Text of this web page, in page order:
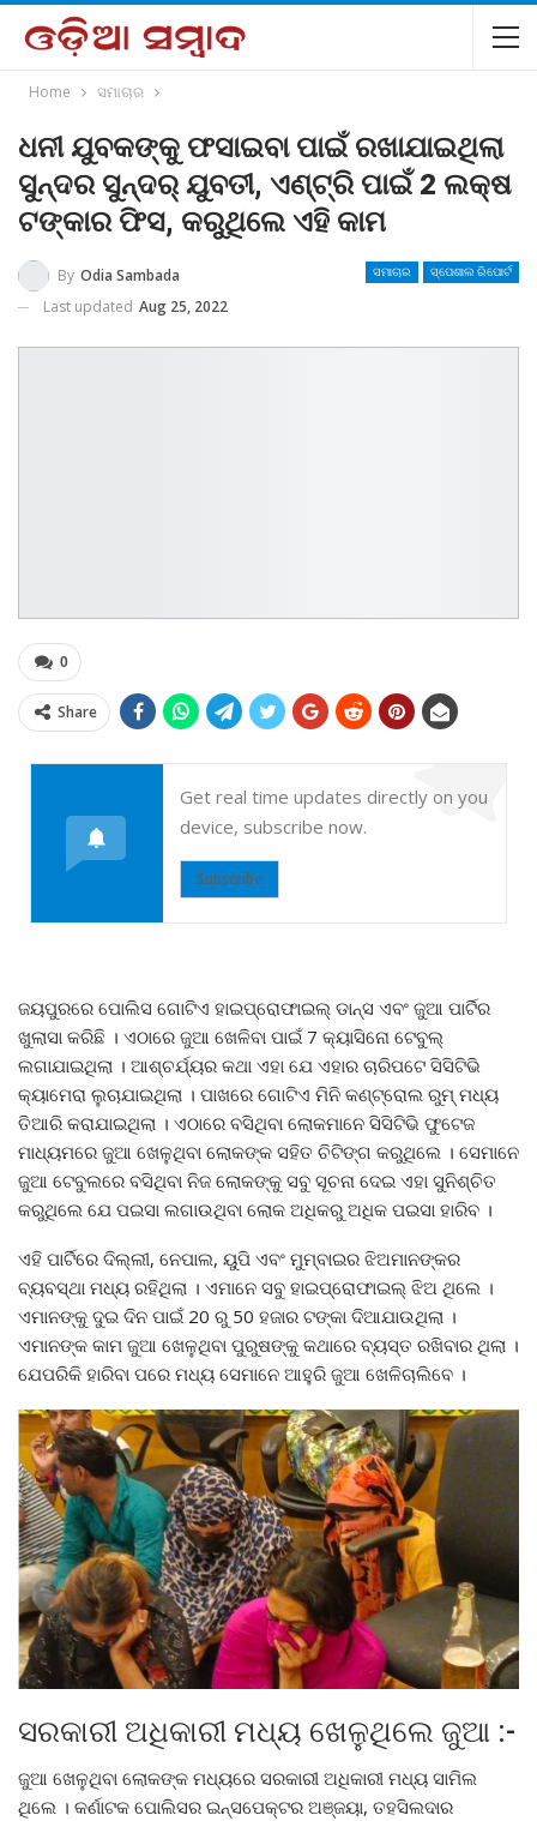
Home ସମାଚାର
ଧନୀ ଯୁବକଙ୍କୁ ଫସାଇବା ପାଇଁ ରଖାଯାଇଥିଲା
ସୁନ୍ଦର ସୁନ୍ଦର୍ ଯୁବତୀ, ଏଣ୍ଟ୍ରି ପାଇଁ 2 ଲକ୍ଷ
ଟଙ୍କାର ଫିସ, କରୁଥିଲେ ଏହି କାମ
ସମାଚାର ସ୍ପେଶାଲ ରିପୋର୍ଟ
By Odia Sambada
Last updated Aug 25, 2022
0
Share
Get real time updates directly on you
device, subscribe now.
Subscribe
ଜୟପୁରରେ ପୋଲିସ ଗୋଟିଏ ହାଇପ୍ରୋଫାଇଲ୍ ଡାନ୍ସ ଏବଂ ଜୁଆ ପାର୍ଟିର
ଖୁଲାସା କରିଛି । ଏଠାରେ ଜୁଆ ଖେଳିବା ପାଇଁ 7 କ୍ୟାସିନୋ ଟେବୁଲ୍
ଲଗାଯାଇଥିଲା । ଆଶ୍ଚର୍ଯ୍ୟର କଥା ଏହା ଯେ ଏହାର ଚାରିପଟେ ସିସିଟିଭି
କ୍ୟାମେରା ଲୁଚାଯାଇଥିଲା । ପାଖରେ ଗୋଟିଏ ମିନି କଣ୍ଟ୍ରୋଲ ରୁମ୍ ମଧ୍ୟ
ତିଆରି କରାଯାଇଥିଲା । ଏଠାରେ ବସିଥିବା ଲୋକମାନେ ସିସିଟିଭି ଫୁଟେଜ
ମାଧ୍ୟମରେ ଜୁଆ ଖେଳୁଥିବା ଲୋକଙ୍କ ସହିତ ଚିଟିଙ୍ଗ କରୁଥିଲେ । ସେମାନେ
ଜୁଆ ଟେବୁଲରେ ବସିଥିବା ନିଜ ଲୋକଙ୍କୁ ସବୁ ସୂଚନା ଦେଇ ଏହା ସୁନିଶ୍ଚିତ
କରୁଥିଲେ ଯେ ପଇସା ଲଗାଉଥିବା ଲୋକ ଅଧିକରୁ ଅଧିକ ପଇସା ହାରିବ ।
ଏହି ପାର୍ଟିରେ ଦିଲ୍ଲୀ, ନେପାଲ, ୟୁପି ଏବଂ ମୁମ୍ବାଇର ଝିଅମାନଙ୍କର
ବ୍ୟବସ୍ଥା ମଧ୍ୟ ରହିଥିଲା । ଏମାନେ ସବୁ ହାଇପ୍ରୋଫାଇଲ୍ ଝିଅ ଥିଲେ ।
ଏମାନଙ୍କୁ ଦୁଇ ଦିନ ପାଇଁ 20 ରୁ 50 ହଜାର ଟଙ୍କା ଦିଆଯାଉଥିଲା ।
ଏମାନଙ୍କ କାମ ଜୁଆ ଖେଳୁଥିବା ପୁରୁଷଙ୍କୁ କଥାରେ ବ୍ୟସ୍ତ ରଖିବାର ଥିଲା ।
ଯେପରିକି ହାରିବା ପରେ ମଧ୍ୟ ସେମାନେ ଆହୁରି ଜୁଆ ଖେଳିଚାଲିବେ ।
ସରକାରୀ ଅଧିକାରୀ ମଧ୍ୟ ଖେଳୁଥିଲେ ଜୁଆ :-
ଜୁଆ ଖେଳୁଥିବା ଲୋକଙ୍କ ମଧ୍ୟରେ ସରକାରୀ ଅଧିକାରୀ ମଧ୍ୟ ସାମିଲ
ଥିଲେ । କର୍ଣାଟକ ପୋଲିସର ଇନ୍ସପେକ୍ଟର ଅଞ୍ଜୟା, ତହସିଲଦାର